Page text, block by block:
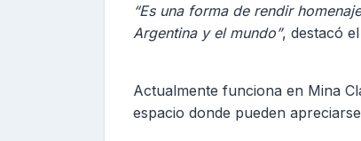
“Es una forma de rendir
Argentina y el mundo”, destacó
Actualmente funciona en Mina
espacio donde pueden